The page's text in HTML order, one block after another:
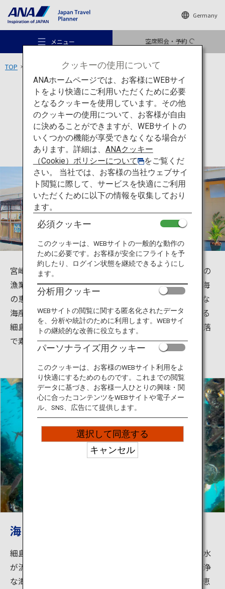
Germany
メニュー 空席照会・予約
おすすめの旅
旅のアイデア
行き先
旅のお役立ち情報
ANA サービス
TOP 牡蠣小屋 かき寧
食 宮崎
牡蠣小屋 かき寧
宮崎県日向市にある細島港は天然の良港で定置網漁等の
漁業が盛んであり、宮崎県一の岩牡蠣の生産量を誇る海
の恵みがあふれる地域です。港内の水揚場では、新鮮な
海産物が水揚され港を賑わせています。そんな潮の香る
細島港には、獲れたての細島いわがきを提供するお洒落
で素敵な牡蠣小屋「かき寧」があります。
海と山の恵み「細島いわがき」
細島いわがきは、細島港を囲む山々からミネラルや湧水
が流れ込み、太平洋からの潮流も流れる栄養豊かで清浄
な海で漁業者から大切に育てられています。山と海の恵
クッキーの使用について
ANAホームページでは、お客様にWEBサイ
トをより快適にご利用いただくために必要
となるクッキーを使用しています。その他
のクッキーの使用について、お客様が自由
に決めることができますが、WEBサイトの
いくつかの機能が享受できなくなる場合が
あります。詳細は、 ANAクッキー
（Cookie）ポリシーについて
をご覧くだ
さい。 当社では、お客様の当社ウェブサイ
ト閲覧に際して、サービスを快適にご利用
いただくために以下の情報を収集しており
ます。
必須クッキー
このクッキーは、WEBサイトの一般的な動作の
ために必要です。お客様が安全にフライトを予
約したり、ログイン状態を継続できるようにし
ます。
分析用クッキー
WEBサイトの閲覧に関する匿名化されたデータ
を、分析や統計のために利用します。WEBサイ
トの継続的な改善に役立ちます。
パーソナライズ用クッキー
このクッキーは、お客様のWEBサイト利用をよ
り快適にするためのものです。これまでの閲覧
データに基づき、お客様一人ひとりの興味・関
心に合ったコンテンツをWEBサイトや電子メー
ル、SNS、広告にて提供します。
選択して同意する
キャンセル